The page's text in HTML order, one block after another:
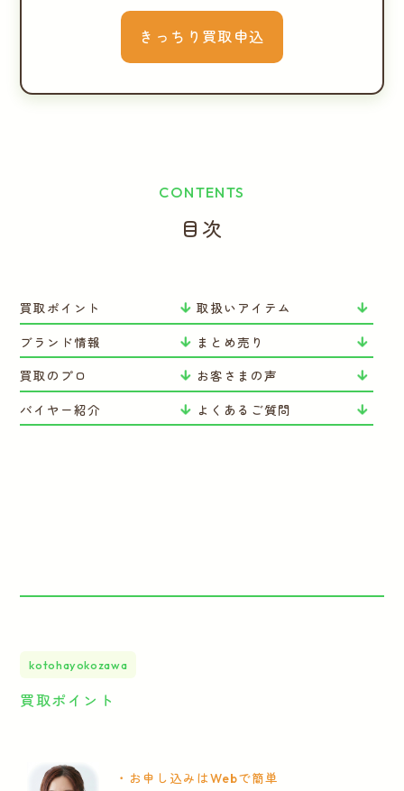
きっちり買取申込
CONTENTS
目次
買取ポイント
取扱いアイテム
ブランド情報
まとめ売り
買取のプロ
お客さまの声
バイヤー紹介
よくあるご質問
kotohayokozawa
買取ポイント
・お申し込みはWebで簡単